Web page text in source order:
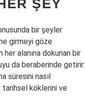
ŞEY
bir şeyler
girmeyi göze
alanına dokunan bir
da beraberinde getirir:
süresini nasıl
tarihsel köklerini ve